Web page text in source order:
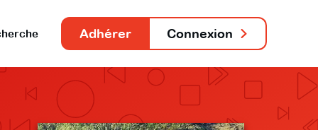
Adhérer Connexion